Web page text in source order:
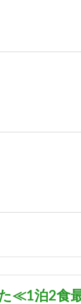
≪1泊2食